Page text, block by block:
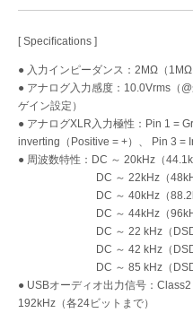
[ Speciﬁcations ]
● 入力インピーダンス：2MΩ（1MΩ
● アナログ入力感度：10.0Vrms（
ゲイン設定）
● アナログXLR入力極性：Pin 1 =
inverting（Positive = +）、 Pin 3 =
● 周波数特性：DC ～ 20kHz（
DC ～ 22kHz（48kHz
DC ～ 40kHz（88.2kHz/
DC ～ 44kHz（96kHz/
DC ～ 22 kHz（
DC ～ 42 kHz（
DC ～ 85 kHz（
● USBオーディオ出力信号：
192kHz（各24ビットまで）